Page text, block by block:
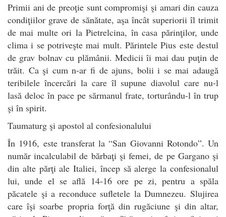
Primii ani de preoţie sunt compromişi şi amari din cauza
condiţiilor grave de sănătate, aşa încât superiorii îl trimit
de mai multe ori la Pietrelcina, în casa părinţilor, unde
clima i se potriveşte mai mult. Părintele Pius este destul
de grav bolnav cu plămânii. Medicii îi mai dau puţin de
trăit. Ca şi cum n-ar fi de ajuns, bolii i se mai adaugă
teribilele încercări la care îl supune diavolul care nu-l
lasă deloc în pace pe sărmanul frate, torturându-l în trup
şi în spirit.
Taumaturg şi apostol al confesionalului
În 1916, este transferat la “San Giovanni Rotondo”. Un
număr incalculabil de bărbaţi şi femei, de pe Gargano şi
din alte părţi ale Italiei, încep să alerge la confesionalul
lui, unde el se află 14-16 ore pe zi, pentru a spăla
păcatele şi a reconduce sufletele la Dumnezeu. Slujirea
care îşi soarbe propria forţă din rugăciune şi din altar,